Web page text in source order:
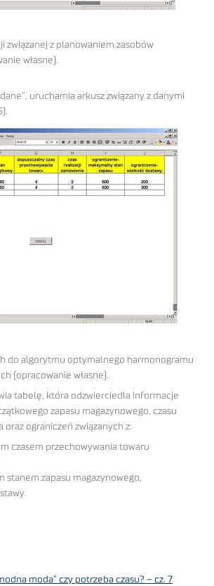
związanej z planowaniem zasobów
własne).
uruchamia arkusz związany z danymi
do algorytmu optymalnego harmonogramu
(opracowanie własne).
tabelę, która odzwierciedla informacje
zapasu magazynowego, czasu
oraz ograniczeń związanych z:
czasem przechowywania towaru
stanem zapasu magazynowego,
moda” czy potrzeba czasu? – cz. 7